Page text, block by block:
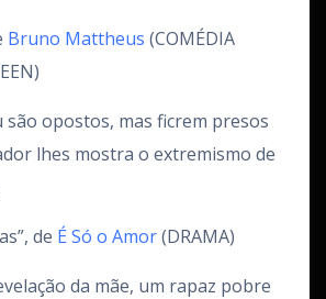
Bruno Mattheus (COMÉDIA
são opostos, mas ficrem presos
lhes mostra o extremismo de
de É Só o Amor(DRAMA)
da mãe, um rapaz pobre